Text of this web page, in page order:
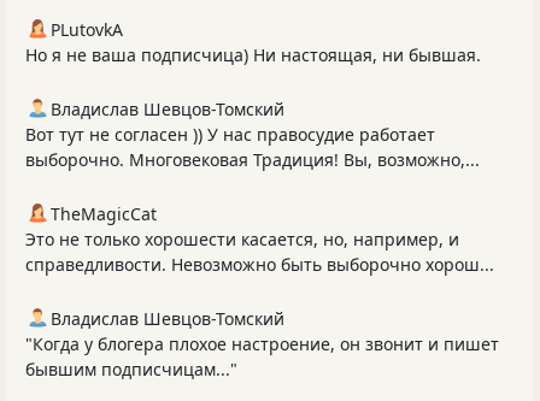
PLutоvkА
Но я не ваша подписчица) Ни настоящая, ни бывшая.
Владислав Шевцов-Томский
Вот тут не согласен )) У нас правосудие работает
выборочно. Многовековая Традиция! Вы, возможно,...
TheMagicCat
Это не только хорошести касается, но, например, и
справедливости. Невозможно быть выборочно хорош...
Владислав Шевцов-Томский
"Когда у блогера плохое настроение, он звонит и пишет
бывшим подписчицам..."